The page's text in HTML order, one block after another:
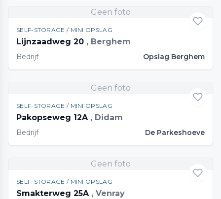
Geen foto
SELF-STORAGE / MINI OPSLAG
Lijnzaadweg 20 , Berghem
Bedrijf Opslag Berghem
Geen foto
SELF-STORAGE / MINI OPSLAG
Pakopseweg 12A , Didam
Bedrijf De Parkeshoeve
Geen foto
SELF-STORAGE / MINI OPSLAG
Smakterweg 25A , Venray